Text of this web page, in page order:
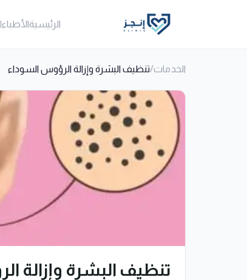
الرئيسيةالأطباء
الخدمات/تنظيف البشرة وإزالة الرؤوس السوداء
تنظيف البشرة وإزالة